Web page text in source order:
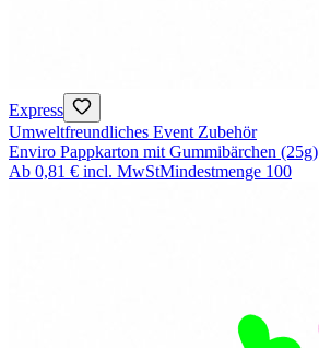
Express
Umweltfreundliches Event Zubehör
Enviro Pappkarton mit Gummibärchen (25g)
Ab 0,81 € incl. MwStMindestmenge 100